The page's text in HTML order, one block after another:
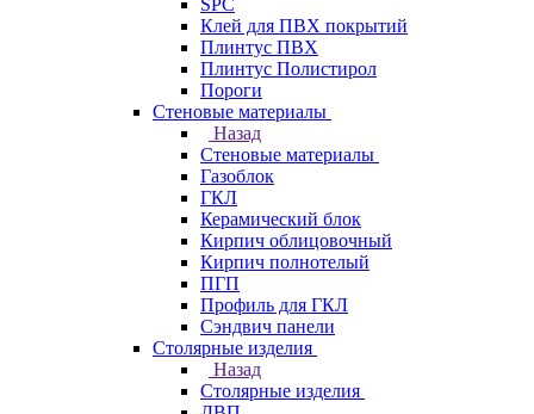
SPC
Клей для ПВХ покрытий
Плинтус ПВХ
Плинтус Полистирол
Пороги
Стеновые материалы
Назад
Стеновые материалы
Газоблок
ГКЛ
Керамический блок
Кирпич облицовочный
Кирпич полнотелый
ПГП
Профиль для ГКЛ
Сэндвич панели
Столярные изделия
Назад
Столярные изделия